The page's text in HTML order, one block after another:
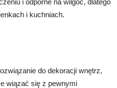
i kuchniach.
do dekoracji wnętrz,
wiązać się z pewnymi